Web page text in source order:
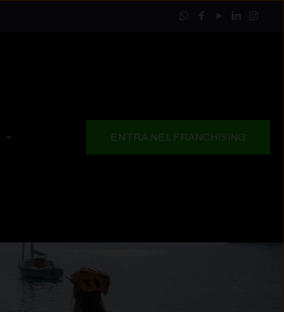
ENTRA NEL FRANCHISING